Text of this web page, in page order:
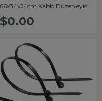
66x34x24cm Kablo Düzenleyici
$0.00